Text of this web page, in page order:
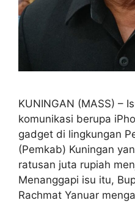
KUNINGAN (MASS) –
komunikasi berupa
gadget di lingkungan
(Pemkab) Kuningan
ratusan juta rupiah
Menanggapi isu itu,
Rachmat Yanuar